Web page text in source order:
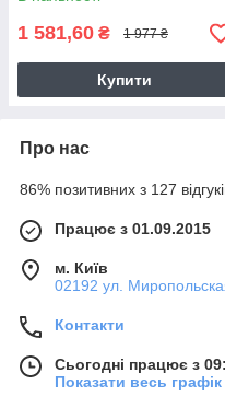
1 581,60 ₴ 1 977 ₴
Купити
Про нас
86% позитивних з 127
Працює з 01.09.2015
м. Київ
02192 ул.
Контакти
Сьогодні працює з
Показати весь